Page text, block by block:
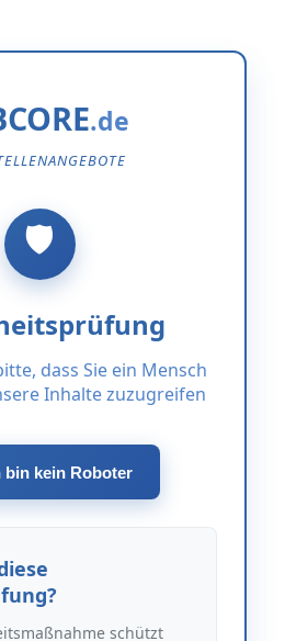
dass Sie ein Mensch
Inhalte zuzugreifen
bin kein Roboter
schützt